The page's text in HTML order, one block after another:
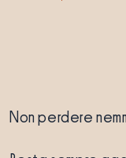
Non perdere